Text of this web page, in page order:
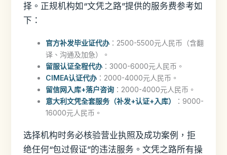
择。正规机构如“文凭之路”提供的服务费参考如
下：
官方补发毕业证代办：2500-5500元人民币（含翻
译、沟通及加急）。
留服认证全程代办：3000-6000元人民币。
CIMEA认证代办：2000-4000元人民币。
留信网入库+落户咨询：2000-4000元人民币。
意大利文凭全套服务（补发+认证+入库）
：9000-
16000元人民币。
选择机构时务必核验营业执照及成功案例，拒
绝任何“包过假证”的违法服务。文凭之路所有操